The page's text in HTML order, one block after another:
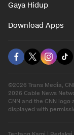
Gaya Hidup
Download Apps
©2026 Trans Media,
2026 Cable News
CNN and the CNN
displayed with